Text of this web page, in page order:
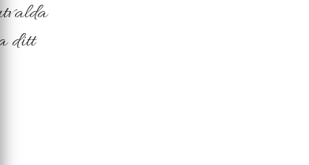
ditt